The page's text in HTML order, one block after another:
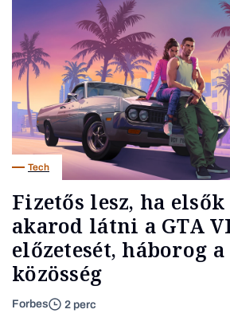
Tech
Fizetős lesz, ha
akarod látni a GTA
előzetesét, háborog
közösség
Forbes 2 perc